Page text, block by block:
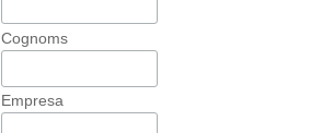
Cognoms
Empresa